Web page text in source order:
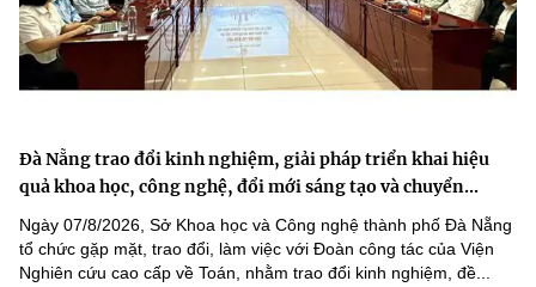
Đà Nẵng trao đổi kinh nghiệm, giải pháp triển khai hiệu
quả khoa học, công nghệ, đổi mới sáng tạo và chuyển...
Ngày 07/8/2026, Sở Khoa học và Công nghệ thành phố Đà Nẵng
tổ chức gặp mặt, trao đổi, làm việc với Đoàn công tác của Viện
Nghiên cứu cao cấp về Toán, nhằm trao đổi kinh nghiệm, đề...